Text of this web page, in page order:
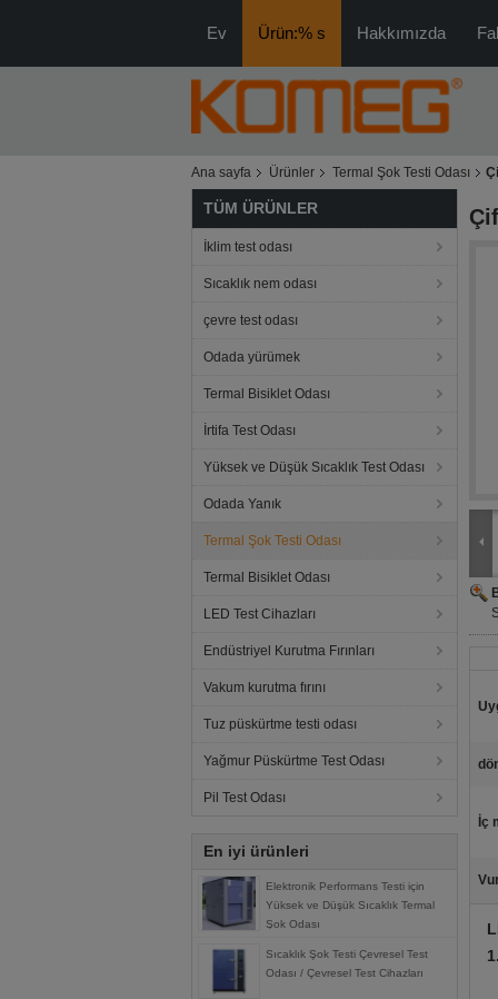
Ev Ürün:% s Hakkımızda
Ana sayfa Ürünler Termal Şok Testi Odası
TÜM ÜRÜNLER
İklim test odası
Sıcaklık nem odası
çevre test odası
Odada yürümek
Termal Bisiklet Odası
İrtifa Test Odası
Yüksek ve Düşük Sıcaklık Test Odası
Odada Yanık
Termal Şok Testi Odası
Termal Bisiklet Odası
LED Test Cihazları
Endüstriyel Kurutma Fırınları
Vakum kurutma fırını
Tuz püskürtme testi odası
Yağmur Püskürtme Test Odası
Pil Test Odası
En iyi ürünleri
Elektronik Performans Testi için
Yüksek ve Düşük Sıcaklık Termal
Şok Odası
Sıcaklık Şok Testi Çevresel Test
Odası / Çevresel Test Cihazları
İç